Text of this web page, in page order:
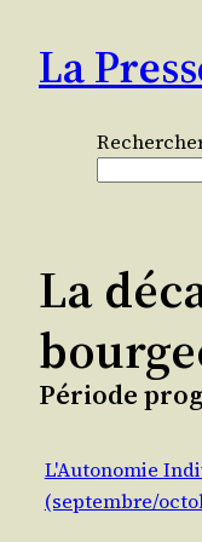
contenu
La
La
Période
L'Autonomie
(septembre/